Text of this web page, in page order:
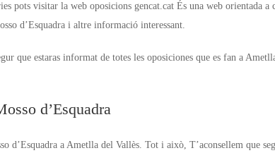
pots visitar la web oposicions gencat.cat És una web orientada a
d’Esquadra i altre informació interessant.
que estaras informat de totes les oposiciones que es fan a
d’Esquadra
d’Esquadra a Ametlla del Vallès. Tot i això, T’aconsellem que